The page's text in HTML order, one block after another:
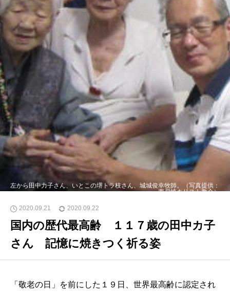
左から田中力子さん、いとこの堺トラ枝さん、城城俊幸牧師。（写真提供：
西戸崎キリスト教会）
2020.09.21 2020.09.22
国内の歴代最高齢 １１７歳の田中カ子
さん 記憶に焼きつく祈る姿
「敬老の日」を前にした１９日、世界最高齢に認定され